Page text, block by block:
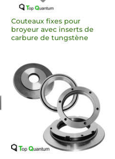
Couteaux fixes pour
broyeur avec inserts de
carbure de tungstène